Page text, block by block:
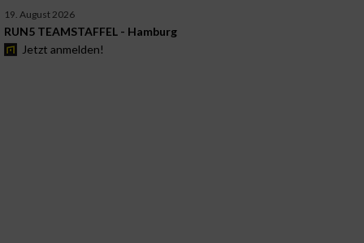
19. August 2026
RUN5 TEAMSTAFFEL - Hamburg
Jetzt anmelden!